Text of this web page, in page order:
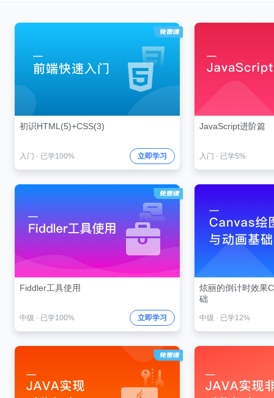
初识HTML(5)+CSS(3)
入门 · 已学100% 立即学习
JavaScript进阶篇
入门 · 已学5%
Fiddler工具使用
中级 · 已学100% 立即学习
炫丽的倒计时效果
础
中级 · 已学12%